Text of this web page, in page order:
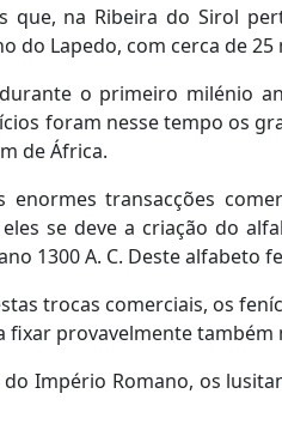
que, na Ribeira do Sirol
do Lapedo, com cerca de 25
o primeiro milénio
foram nesse tempo os
de África.
enormes transacções
se deve a criação do
1300 A. C. Deste alfabeto
trocas comerciais, os
fixar provavelmente também
do Império Romano, os